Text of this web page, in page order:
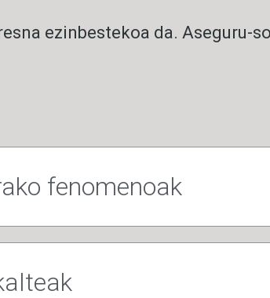
ezinbestekoa da. Aseguru-
fenomenoak